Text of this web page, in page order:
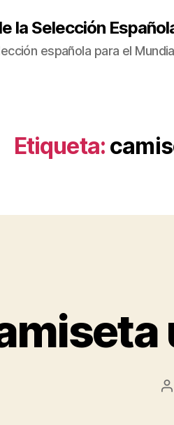
la Selección
española para el
Etiqueta: